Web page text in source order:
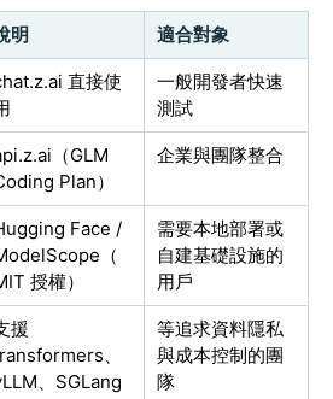
明 適合對象
直接使
一般開發者快速
測試
（GLM
Plan）
企業與團隊整合
Face /
（
授權）
需要本地部署或
自建基礎設施的
用戶
援
、
、SGLang
等追求資料隱私
與成本控制的團
隊